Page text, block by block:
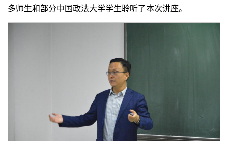
多师生和部分中国政法大学学生聆听了本次讲座。